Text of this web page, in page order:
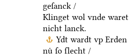
geſanck /
Klinget wol vnde waret
nicht lanck.
Ydt wardt vp Erden
nuͤ ſo ſlecht /